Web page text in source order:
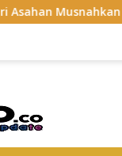
Bukti 3 Kg